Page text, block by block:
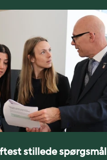
stillede spørgsmål